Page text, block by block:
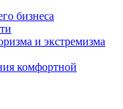
бизнеса
и экстремизма
комфортной